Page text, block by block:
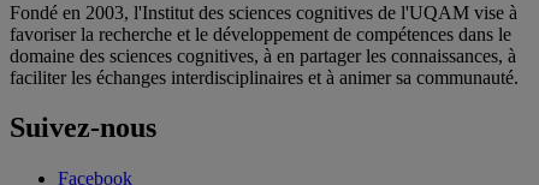
Fondé en 2003, l'Institut des sciences cognitives de l'UQAM vise à
favoriser la recherche et le développement de compétences dans le
domaine des sciences cognitives, à en partager les connaissances, à
faciliter les échanges interdisciplinaires et à animer sa communauté.
Suivez-nous
Facebook